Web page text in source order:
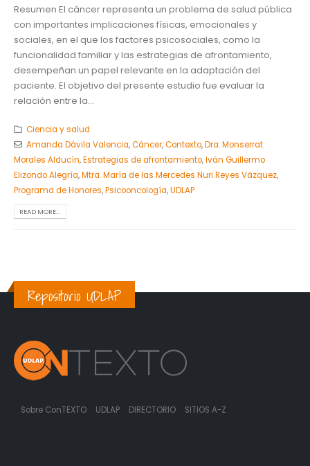
Resumen El cáncer representa un problema de salud pública
con importantes implicaciones físicas, emocionales y
sociales, en el que los factores psicosociales, como la
funcionalidad familiar y las estrategias de afrontamiento,
desempeñan un papel relevante en la adaptación del
paciente. El objetivo del presente estudio fue evaluar la
relación entre la...
Ciencia y salud
Amanda Dávila Valencia,Cáncer,Contexto,Dra. Monserrat
Morales Alducín,Estrategias de afrontamiento,Iván Guillermo
Elizondo Alegría,Mtra. María de las Mercedes Nuri Reyes Vázquez,
Programa de Honores,Psicooncología,UDLAP
READ MORE...
Repositorio UDLAP
Sobre ConTEXTO UDLAP DIRECTORIO SITIOS A-Z